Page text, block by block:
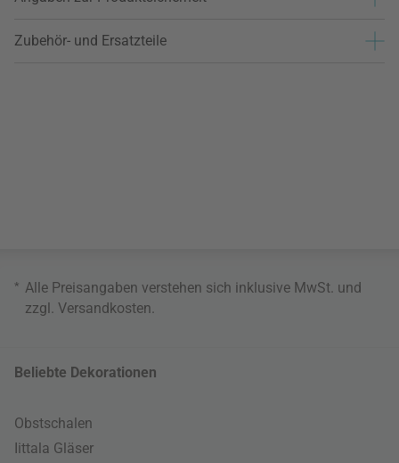
Zubehör- und Ersatzteile
* Alle Preisangaben verstehen sich inklusive MwSt. und
zzgl. Versandkosten
Beliebte Dekorationen
Obstschalen
Iittala Gläser